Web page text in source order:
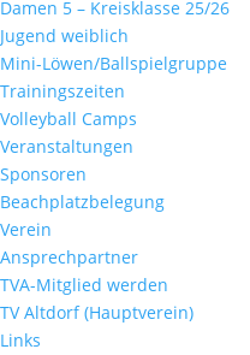
Damen 5 – Kreisklasse 25/26
Jugend weiblich
Mini-Löwen/Ballspielgruppe
Trainingszeiten
Volleyball Camps
Veranstaltungen
Sponsoren
Beachplatzbelegung
Verein
Ansprechpartner
TVA-Mitglied werden
TV Altdorf (Hauptverein)
Links